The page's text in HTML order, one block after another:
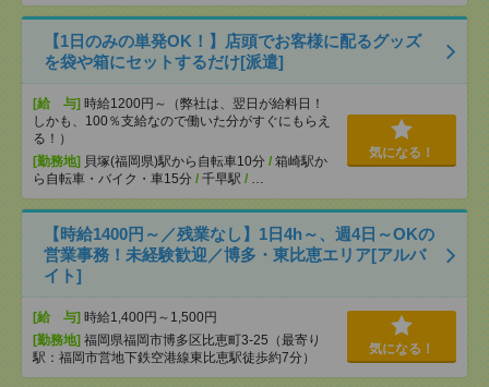
【1日のみの単発OK！】店頭でお客様に配るグッズ
を袋や箱にセットするだけ[派遣]
[給 与] 時給1200円～（弊社は、翌日が給料日！
しかも、100％支給なので働いた分がすぐにもらえ
る！）
[勤務地] 貝塚(福岡県)駅から自転車10分 / 箱崎駅か
ら自転車・バイク・車15分 / 千早駅 / …
気になる！
【時給1400円～／残業なし】1日4h～、週4日～OKの
営業事務！未経験歓迎／博多・東比恵エリア[アルバ
イト]
[給 与] 時給1,400円～1,500円
[勤務地] 福岡県福岡市博多区比恵町3-25（最寄り
駅：福岡市営地下鉄空港線東比恵駅徒歩約7分）
気になる！